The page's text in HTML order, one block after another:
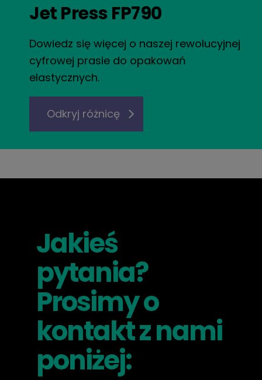
Jet Press FP790
Dowiedz się więcej o naszej rewolucyjnej
cyfrowej prasie do opakowań
elastycznych.
Odkryj różnicę
Jakieś
pytania?
Prosimy o
kontakt z nami
poniżej: